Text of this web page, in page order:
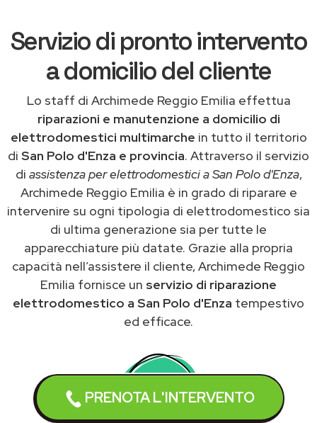
PRENOTA L'INTERVENTO
Servizio di pronto intervento
a domicilio del cliente
Lo staff di Archimede Reggio Emilia effettua
riparazioni e manutenzione a domicilio di
elettrodomestici multimarche in tutto il territorio
di San Polo d'Enza e provincia. Attraverso il servizio
di assistenza per elettrodomestici a San Polo d'Enza,
Archimede Reggio Emilia è in grado di riparare e
intervenire su ogni tipologia di elettrodomestico sia
di ultima generazione sia per tutte le
apparecchiature più datate. Grazie alla propria
capacità nell’assistere il cliente, Archimede Reggio
Emilia fornisce un servizio di riparazione
elettrodomestico a San Polo d'Enza tempestivo
ed efficace.